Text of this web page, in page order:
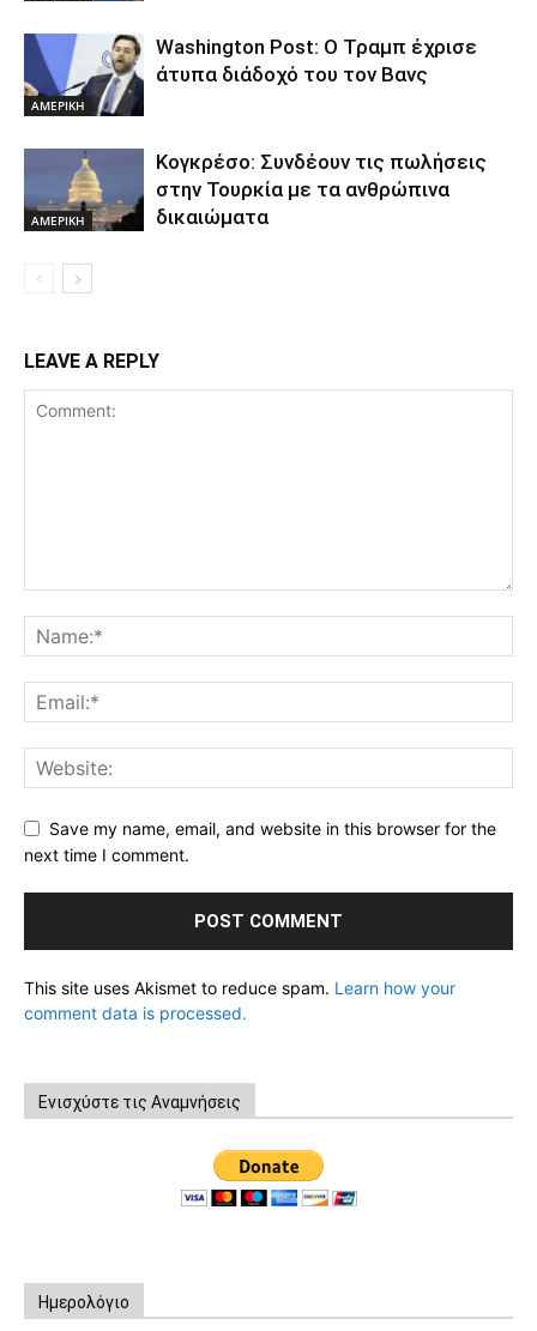
ΑΜΕΡΙΚΗ
Washington Post: Ο Τραμπ έχρισε
άτυπα διάδοχό του τον Βανς
ΑΜΕΡΙΚΗ
Κογκρέσο: Συνδέουν τις πωλήσεις
στην Τουρκία με τα ανθρώπινα
δικαιώματα
LEAVE A REPLY
Save my name, email, and website in this browser for the
next time I comment.
This site uses Akismet to reduce spam. Learn how your
comment data is processed.
Ενισχύστε τις Αναμνήσεις
Ημερολόγιο